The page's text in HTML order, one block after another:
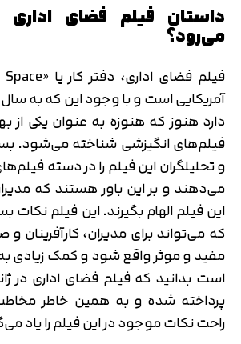
داستان فیلم فضای
می‌رود؟
دارد هنوز که هنوزه به عنوان یکی از
فیلم‌های انگیزشی شناخته می‌شود.
و تحلیلگران این فیلم را در دسته
می‌دهند و بر این باور هستند که
این فیلم الهام بگیرند. این فیلم نکات
که می‌تواند برای مدیران، کارآفرینان
مفید و موثر واقع شود و کمک زیادی
است بدانید که فیلم فضای اداری در
پرداخته شده و به همین خاطر
راحت نکات موجود در این فیلم را یاد